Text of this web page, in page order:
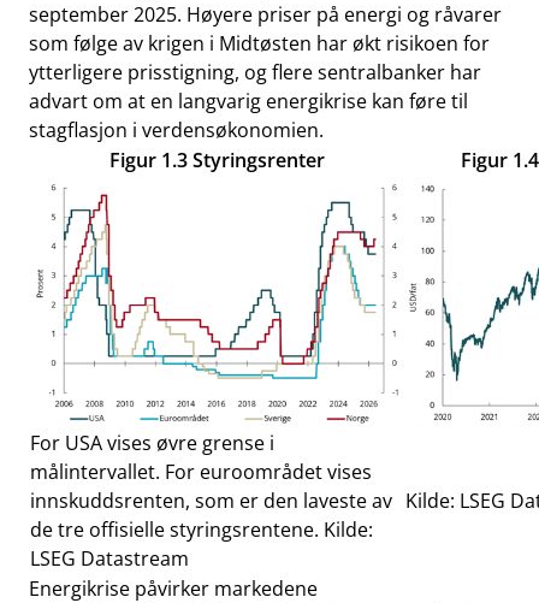
september 2025. Høyere priser på energi og råvarer
som følge av krigen i Midtøsten har økt risikoen for
ytterligere prisstigning, og flere sentralbanker har
advart om at en langvarig energikrise kan føre til
stagflasjon i verdensøkonomien.
Figur 1.3 Styringsrenter
Figur
For USA vises øvre grense i
målintervallet. For euroområdet vises
innskuddsrenten, som er den laveste av
de tre offisielle styringsrentene. Kilde:
LSEG Datastream
Kilde: LSEG
Energikrise påvirker markedene